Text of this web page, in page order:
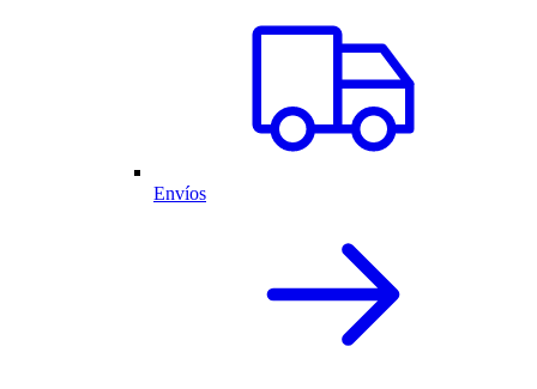
Envíos